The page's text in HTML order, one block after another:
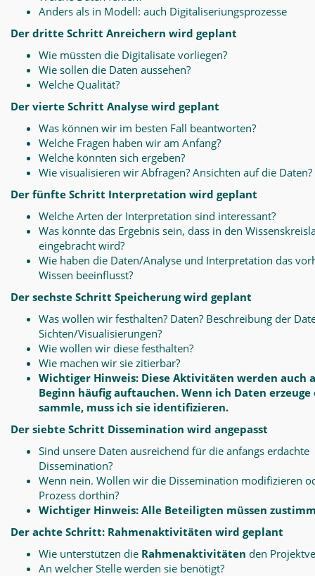
Anders als in Modell: auch Digitaliseriungsprozesse
Der dritte Schritt Anreichern wird geplant
Wie müssten die Digitalisate vorliegen?
Wie sollen die Daten aussehen?
Welche Qualität?
Der vierte Schritt Analyse wird geplant
Was können wir im besten Fall beantworten?
Welche Fragen haben wir am Anfang?
Welche könnten sich ergeben?
Wie visualisieren wir Abfragen? Ansichten auf die Daten?
Der fünfte Schritt Interpretation wird geplant
Welche Arten der Interpretation sind interessant?
Was könnte das Ergebnis sein, dass in den
eingebracht wird?
Wie haben die Daten/Analyse und Interpretation das
Wissen beeinflusst?
Der sechste Schritt Speicherung wird geplant
Was wollen wir festhalten? Daten? Beschreibung der
Sichten/Visualisierungen?
Wie wollen wir diese festhalten?
Wie machen wir sie zitierbar?
Wichtiger Hinweis: Diese Aktivitäten werden auch
Beginn häufig auftauchen. Wenn ich Daten erzeuge
sammle, muss ich sie identifizieren.
Der siebte Schritt Dissemination wird angepasst
Sind unsere Daten ausreichend für die anfangs erdachte
Dissemination?
Wenn nein. Wollen wir die Dissemination modifizieren
Prozess dorthin?
Wichtiger Hinweis: Alle Beteiligten müssen
Der achte Schritt: Rahmenaktivitäten wird geplant
Wie unterstützen die Rahmenaktivitäten den
An welcher Stelle werden sie benötigt?